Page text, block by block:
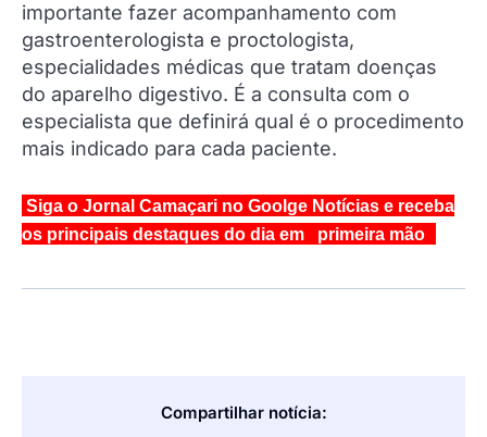
importante fazer acompanhamento com
gastroenterologista e proctologista,
especialidades médicas que tratam doenças
do aparelho digestivo. É a consulta com o
especialista que definirá qual é o procedimento
mais indicado para cada paciente.
Siga o Jornal Camaçari no Goolge Notícias e receba
os principais destaques do dia em primeira mão
Compartilhar notícia: